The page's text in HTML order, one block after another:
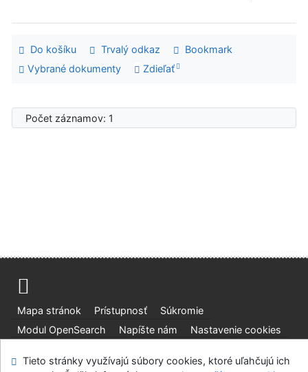
Do košíku Trvalý odkaz
Bookmark
Vybrané dokumenty
Zdieľať
Počet záznamov: 1
Mapa stránok Prístupnosť
Súkromie
Modul OpenSearch
Napíšte nám Nastavenie cookies
Knižnica Slovenskej národnej galerie
Tieto stránky využívajú súbory cookies, ktoré uľahčujú ich